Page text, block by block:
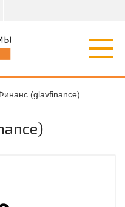
(glavfinance)